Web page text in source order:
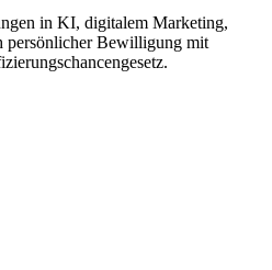
in KI, digitalem Marketing,
persönlicher Bewilligung mit